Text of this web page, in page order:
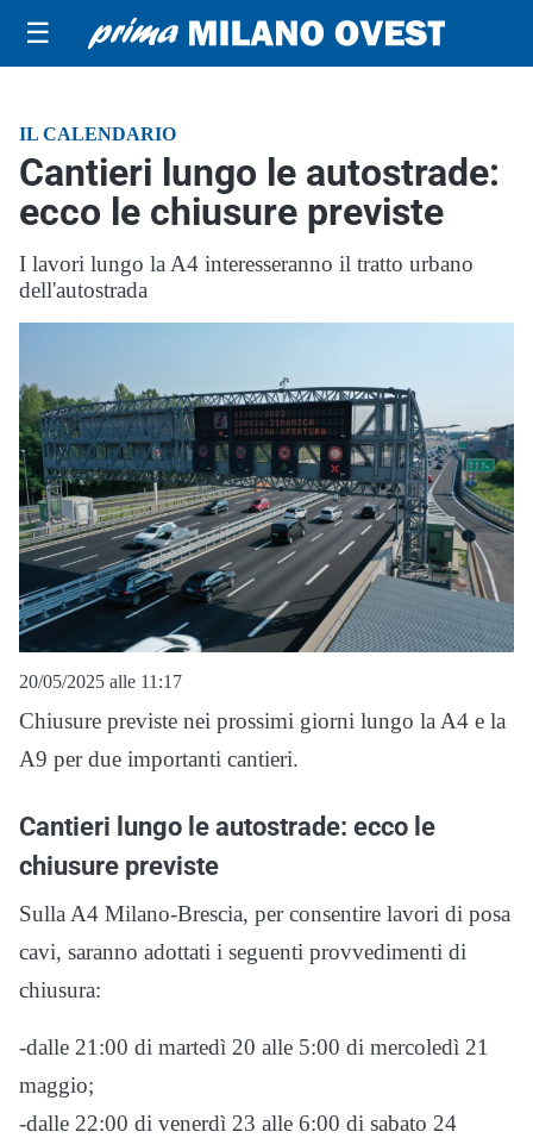
☰
IL CALENDARIO
Cantieri lungo le autostrade:
ecco le chiusure previste
I lavori lungo la A4 interesseranno il tratto urbano
dell'autostrada
20/05/2025 alle 11:17
Chiusure previste nei prossimi giorni lungo la A4 e la
A9 per due importanti cantieri.
Cantieri lungo le autostrade: ecco le
chiusure previste
Sulla A4 Milano-Brescia, per consentire lavori di posa
cavi, saranno adottati i seguenti provvedimenti di
chiusura:
-dalle 21:00 di martedì 20 alle 5:00 di mercoledì 21
maggio;
-dalle 22:00 di venerdì 23 alle 6:00 di sabato 24